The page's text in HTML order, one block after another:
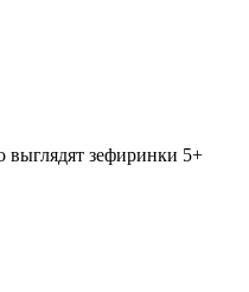
зефиринки 5+